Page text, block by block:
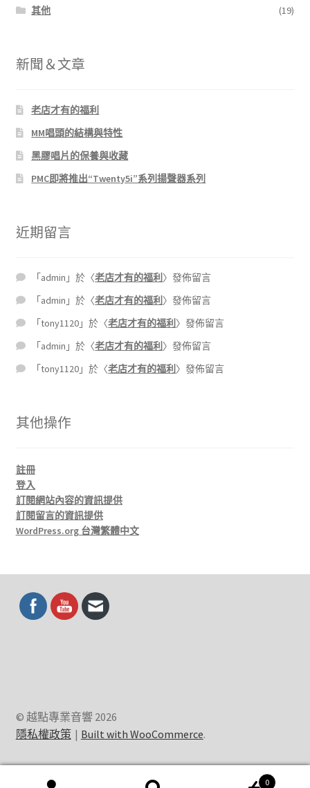
其他
(19)
新聞＆文章
老店才有的福利
MM唱頭的結構與特性
黑膠唱片的保養與收藏
PMC即將推出“Twenty5i”系列揚聲器系列
近期留言
「 admin 」於〈老店才有的福利 〉發佈留言
「 admin 」於〈老店才有的福利 〉發佈留言
「tony1120 」於〈老店才有的福利 〉發佈留言
「 admin 」於〈老店才有的福利 〉發佈留言
「tony1120 」於〈老店才有的福利 〉發佈留言
其他操作
註冊
登入
訂閱網站內容的資訊提供
訂閱留言的資訊提供
WordPress.org 台灣繁體中文
© 越點專業音響 2026
隱私權政策
Built with WooCommerce.
0